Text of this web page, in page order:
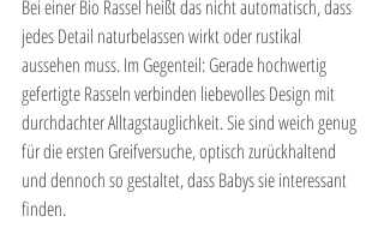
Bei einer Bio Rassel heißt das nicht automatisch, dass
jedes Detail naturbelassen wirkt oder rustikal
aussehen muss. Im Gegenteil: Gerade hochwertig
gefertigte Rasseln verbinden liebevolles Design mit
durchdachter Alltagstauglichkeit. Sie sind weich genug
für die ersten Greifversuche, optisch zurückhaltend
und dennoch so gestaltet, dass Babys sie interessant
finden.